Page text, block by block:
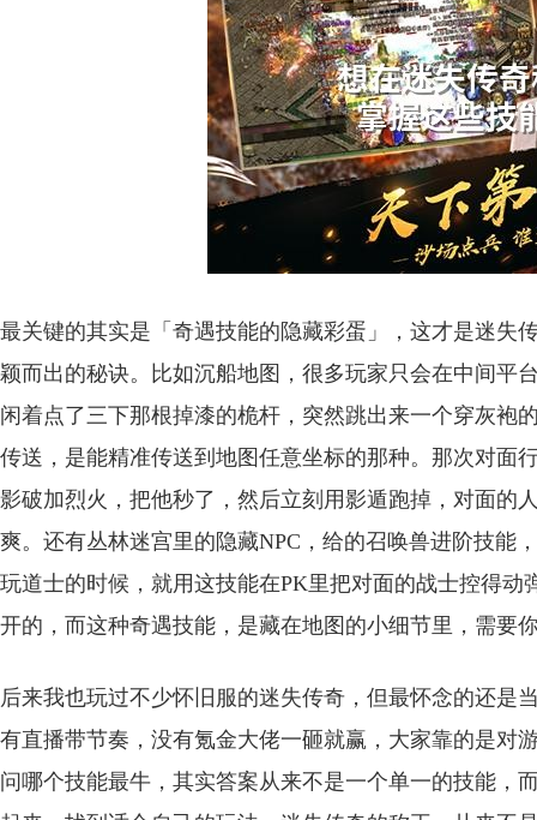
最关键的其实是「奇遇技能的隐藏彩蛋」，这才是迷失
颖而出的秘诀。比如沉船地图，很多玩家只会在中间平
闲着点了三下那根掉漆的桅杆，突然跳出来一个穿灰
传送，是能精准传送到地图任意坐标的那种。那次对面
影破加烈火，把他秒了，然后立刻用影遁跑掉，对面的
爽。还有丛林迷宫里的隐藏NPC，给的召唤兽进阶技能
玩道士的时候，就用这技能在PK里把对面的战士控得
开的，而这种奇遇技能，是藏在地图的小细节里，需要
后来我也玩过不少怀旧服的迷失传奇，但最怀念的还是
有直播带节奏，没有氪金大佬一砸就赢，大家靠的是对
问哪个技能最牛，其实答案从来不是一个单一的技能，